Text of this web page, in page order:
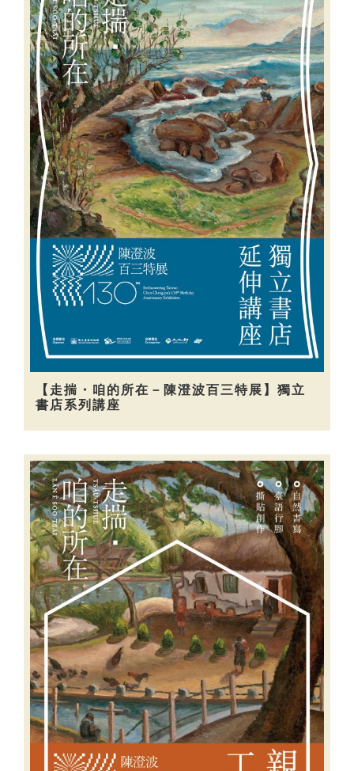
【走揣・咱的所在－陳澄波百三特展】獨立
書店系列講座